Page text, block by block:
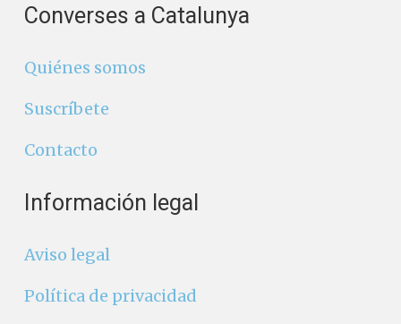
Converses a Catalunya
Quiénes somos
Suscríbete
Contacto
Información legal
Aviso legal
Política de privacidad